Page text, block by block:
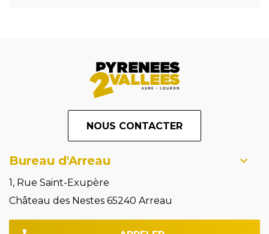
NOUS CONTACTER
Bureau d'Arreau
1, Rue Saint-Exupère
Château des Nestes 65240 Arreau